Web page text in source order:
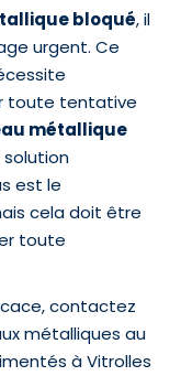
bloqué, il
urgent. Ce
toute tentative
métallique
solution
est le
cela doit être
toute
contactez
métalliques au
à Vitrolles